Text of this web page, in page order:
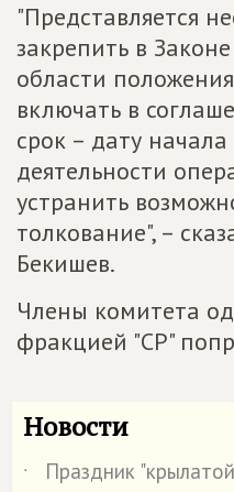
"Представляется
закрепить в
области
включать в
срок – дату
деятельности
устранить
толкование", –
Бекишев.
Члены комитета
фракцией "СР"
Новости
˙
Праздник